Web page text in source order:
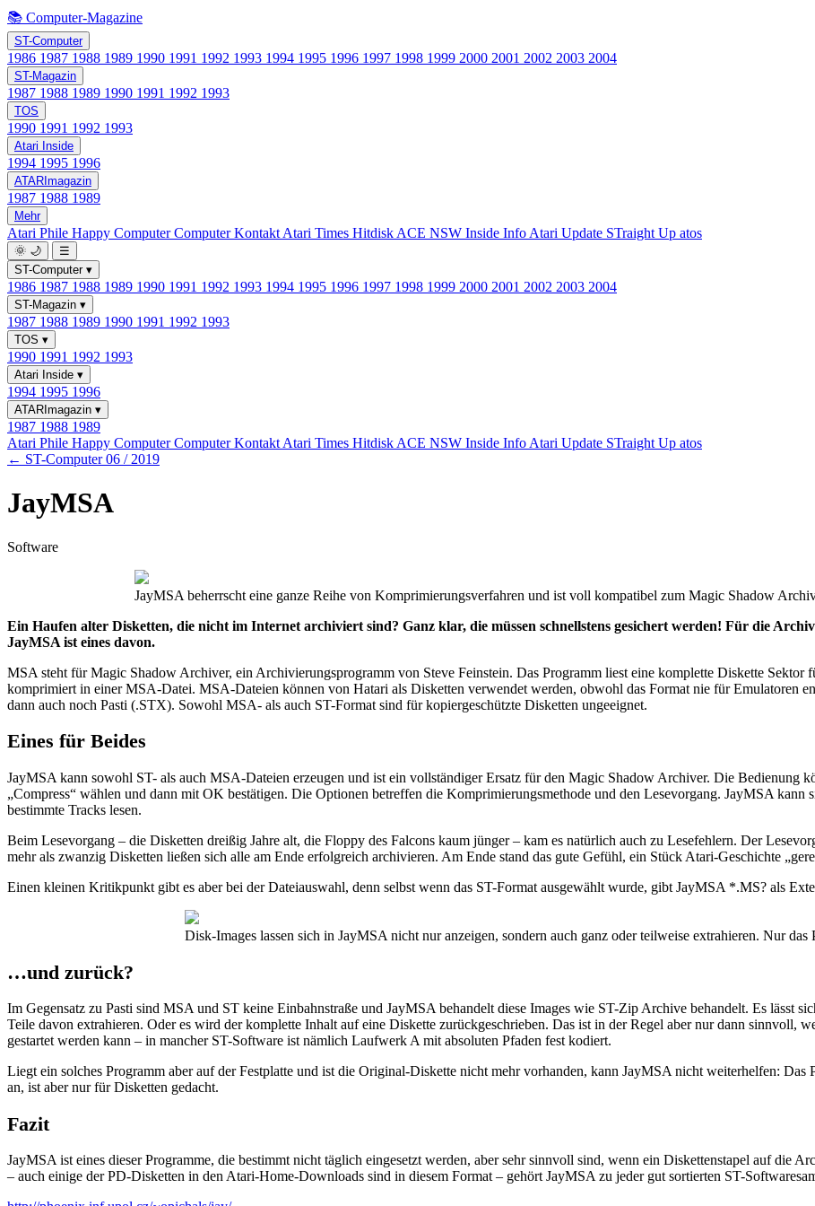
📚 Computer-Magazine
ST-Computer
1986 1987 1988 1989 1990 1991 1992 1993 1994 1995 1996 1997 1998 1999 2000 2001 2002 2003 2004
ST-Magazin
1987 1988 1989 1990 1991 1992 1993
TOS
1990 1991 1992 1993
Atari Inside
1994 1995 1996
ATARImagazin
1987 1988 1989
Mehr
Atari Phile Happy ComputerComputer Kontakt Atari Times Hitdisk ACE NSW Inside Info Atari Update STraight Up atos
🌞 🌙
☰
ST-Computer ▾
1986 1987 1988 1989 1990 1991 1992 1993 1994 1995 1996 1997 1998 1999 2000 2001 2002 2003 2004
ST-Magazin ▾
1987 1988 1989 1990 1991 1992 1993
TOS ▾
1990 1991 1992 1993
Atari Inside ▾
1994 1995 1996
ATARImagazin ▾
1987 1988 1989
Atari Phile Happy ComputerComputer Kontakt Atari Times Hitdisk ACE NSW Inside Info Atari Update STraight Up atos
← ST-Computer 06 / 2019
JayMSA
Software
JayMSA beherrscht eine ganze Reihe von Komprimierungsverfahren und ist voll kompatibel zum Magic Shadow
Ein Haufen alter Disketten, die nicht im Internet archiviert sind? Ganz klar, die müssen schnellstens gesichert werden! Für die
JayMSA ist eines davon.
MSA steht für Magic Shadow Archiver, ein Archivierungsprogramm von Steve Feinstein. Das Programm liest eine komplette Diskette Sektor
komprimiert in einer MSA-Datei. MSA-Dateien können von Hatari als Disketten verwendet werden, obwohl das Format nie für Emulatoren
dann auch noch Pasti (.STX). Sowohl MSA- als auch ST-Format sind für kopiergeschützte Disketten ungeeignet.
Eines für Beides
JayMSA kann sowohl ST- als auch MSA-Dateien erzeugen und ist ein vollständiger Ersatz für den Magic Shadow Archiver. Die Bedienung
„Compress“ wählen und dann mit OK bestätigen. Die Optionen betreffen die Komprimierungsmethode und den Lesevorgang. JayMSA kann
bestimmte Tracks lesen.
Beim Lesevorgang – die Disketten dreißig Jahre alt, die Floppy des Falcons kaum jünger – kam es natürlich auch zu Lesefehlern. Der
mehr als zwanzig Disketten ließen sich alle am Ende erfolgreich archivieren. Am Ende stand das gute Gefühl, ein Stück Atari-Geschichte
Einen kleinen Kritikpunkt gibt es aber bei der Dateiauswahl, denn selbst wenn das ST-Format ausgewählt wurde, gibt JayMSA *.MS? als
Disk-Images lassen sich in JayMSA nicht nur anzeigen, sondern auch ganz oder teilweise extrahieren. Nur
…und zurück?
Im Gegensatz zu Pasti sind MSA und ST keine Einbahnstraße und JayMSA behandelt diese Images wie ST-Zip Archive behandelt. Es lässt
Teile davon extrahieren. Oder es wird der komplette Inhalt auf eine Diskette zurückgeschrieben. Das ist in der Regel aber nur dann sinnvoll,
gestartet werden kann – in mancher ST-Software ist nämlich Laufwerk A mit absoluten Pfaden fest kodiert.
Liegt ein solches Programm aber auf der Festplatte und ist die Original-Diskette nicht mehr vorhanden, kann JayMSA nicht weiterhelfen:
an, ist aber nur für Disketten gedacht.
Fazit
JayMSA ist eines dieser Programme, die bestimmt nicht täglich eingesetzt werden, aber sehr sinnvoll sind, wenn ein Diskettenstapel auf die
– auch einige der PD-Disketten in den Atari-Home-Downloads sind in diesem Format – gehört JayMSA zu jeder gut sortierten ST-